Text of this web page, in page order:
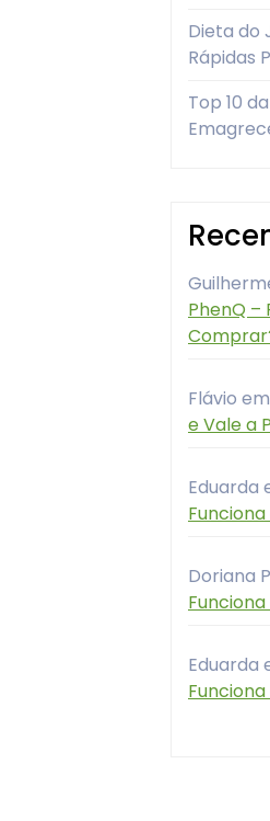
Dieta do
Rápidas
Top 10
PhenQ –
Flávio em
e Vale a
Eduarda
Doriana
Eduarda